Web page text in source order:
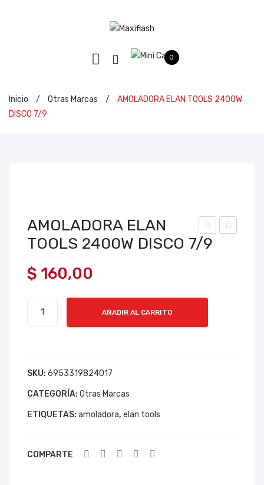
0
Inicio / Otras Marcas /
AMOLADORA ELAN TOOLS 2400W
DISCO 7/9
AP
ER
AMOLADORA ELAN
TOOLS 2400W DISCO 7/9
$ 160,00
7/9
cantidad
AÑADIR AL CARRITO
SKU: 6953319824017
CATEGORÍA: Otras Marcas
ETIQUETAS: amoladora, elan tools
COMPARTE